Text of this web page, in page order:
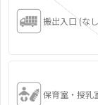
搬出入口 (な
保育室・授乳